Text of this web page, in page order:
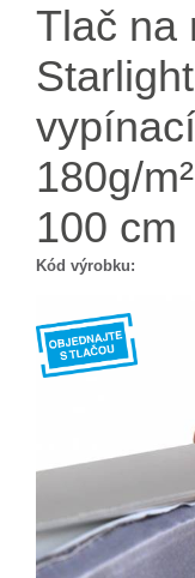
Tlač na
180g/
100 cm
Kód výrobku: